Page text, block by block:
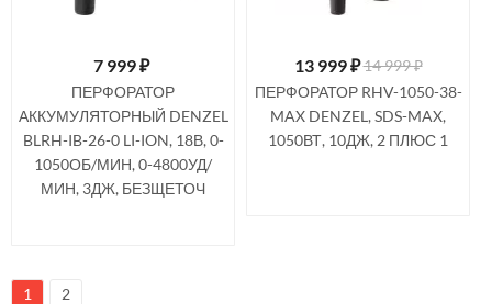
7 999₽
ПЕРФОРАТОР
АККУМУЛЯТОРНЫЙ DENZEL
BLRH-IB-26-0 LI-ION, 18В, 0-
1050ОБ/МИН, 0-4800УД/
МИН, 3ДЖ, БЕЗЩЕТОЧ
13 999₽14 999 ₽
ПЕРФОРАТОР RHV-1050-38-
MAX DENZEL, SDS-MAX,
1050ВТ, 10ДЖ, 2 ПЛЮС 1
1 2